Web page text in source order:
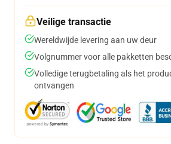
Veilige transactie
Wereldwijde levering aan uw deur
Volgnummer voor alle pakketten
Volledige terugbetaling als het
ontvangen